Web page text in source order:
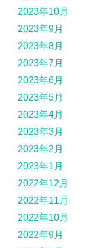
2023年10月
2023年9月
2023年8月
2023年7月
2023年6月
2023年5月
2023年4月
2023年3月
2023年2月
2023年1月
2022年12月
2022年11月
2022年10月
2022年9月